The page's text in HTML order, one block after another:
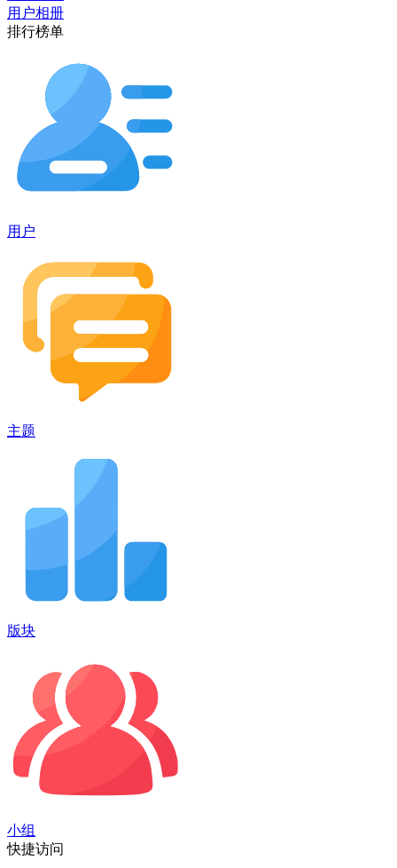
用户相册
排行榜单
用户
主题
版块
小组
快捷访问